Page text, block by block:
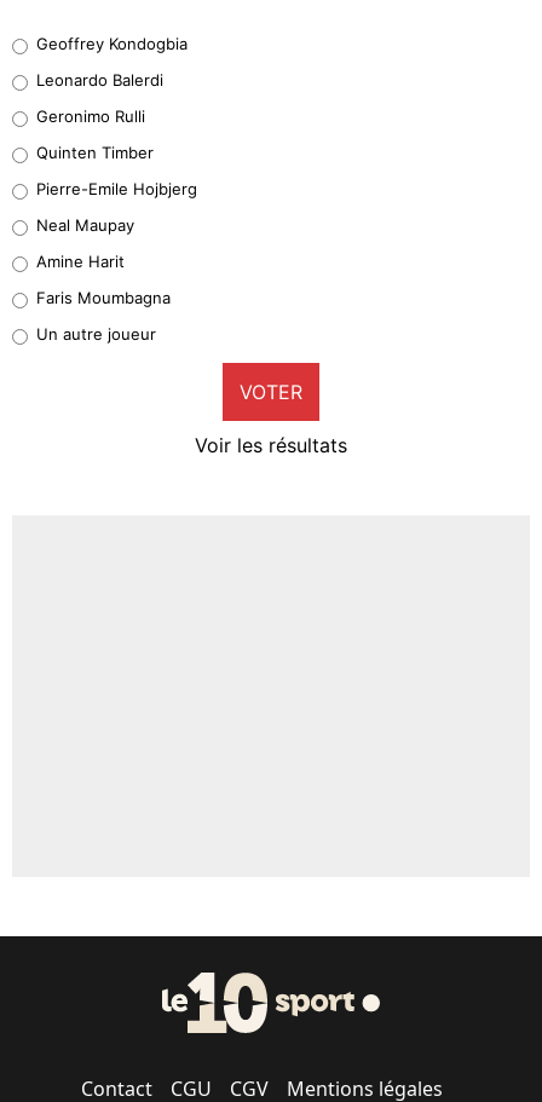
38%
32%
4%
1%
9%
Geoffrey Kondogbia
Leonardo Balerdi
Geronimo Rulli
Quinten Timber
Pierre-Emile Hojbjerg
Neal Maupay
Amine Harit
Faris Moumbagna
Un autre joueur
VOTER
Voir les résultats
Contact CGU CGV Mentions légales